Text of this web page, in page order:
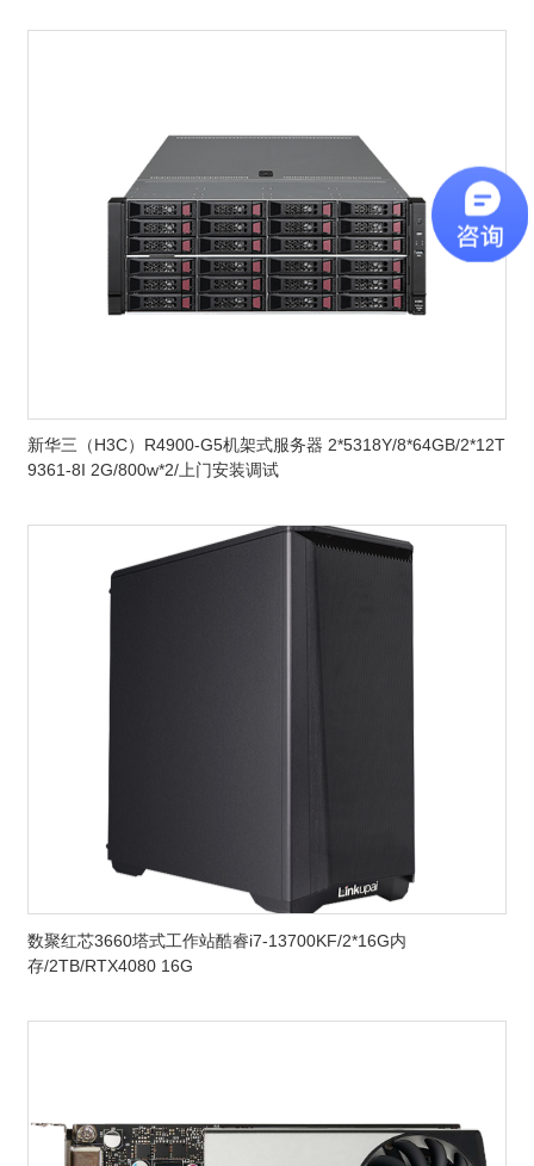
新华三（H3C）R4900-G5机架式服务器 2*5318Y/8*64GB/2*12T
9361-8I 2G/800w*2/上门安装调试
数聚红芯3660塔式工作站酷睿i7-13700KF/2*16G内
存/2TB/RTX4080 16G